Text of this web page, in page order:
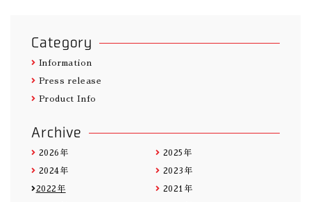
Category
Information
Press release
Product Info
Archive
2026年 2025年
2024年 2023年
2022年 2021年